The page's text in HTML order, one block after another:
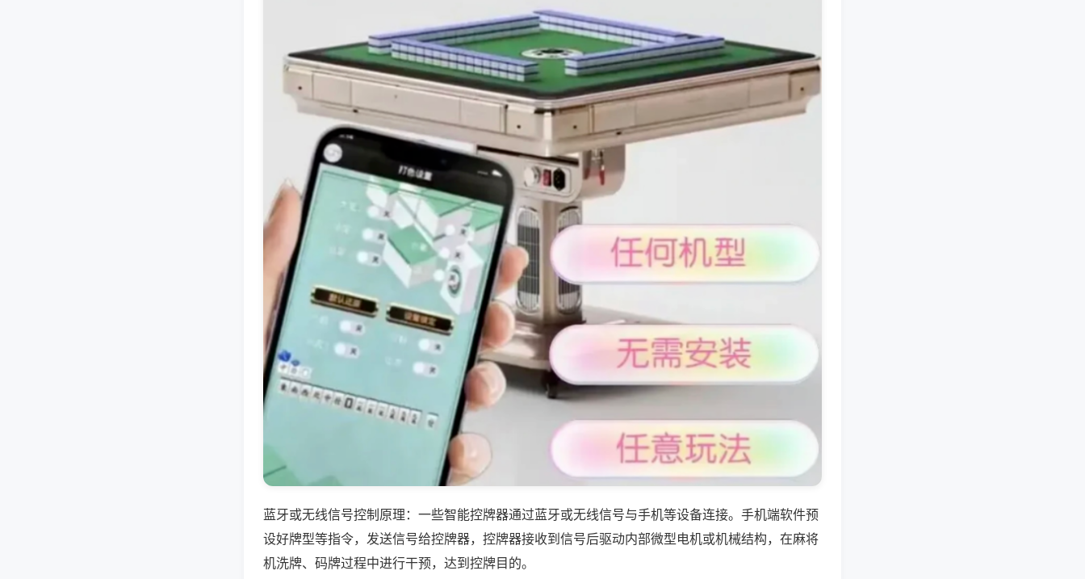
蓝牙或无线信号控制原理：一些智能控牌器通过蓝牙或无线信号与手机等设备连接。手机端软件预
设好牌型等指令，发送信号给控牌器，控牌器接收到信号后驱动内部微型电机或机械结构，在麻将
机洗牌、码牌过程中进行干预，达到控牌目的。